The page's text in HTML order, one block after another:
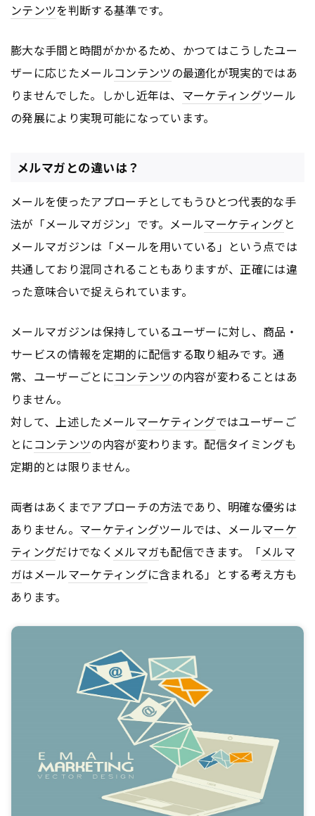
ンテンツを判断する基準です。
膨大な手間と時間がかかるため、かつてはこうしたユー
ザーに応じたメールコンテンツの最適化が現実的ではあ
りませんでした。しかし近年は、 マーケティングツール
の発展により実現可能になっています。
メルマガとの違いは？
メールを使ったアプローチとしてもうひとつ代表的な手
法が「メールマガジン」です。メールマーケティングと
メールマガジンは「メールを用いている」という点では
共通しており混同されることもありますが、正確には違
った意味合いで捉えられています。
メールマガジンは保持しているユーザーに対し、商品・
サービスの情報を定期的に配信する取り組みです。通
常、ユーザーごとにコンテンツの内容が変わることはあ
りません。
対して、上述したメールマーケティングではユーザーご
とにコンテンツの内容が変わります。配信タイミングも
定期的とは限りません。
両者はあくまでアプローチの方法であり、明確な優劣は
ありません。 マーケティングツールでは、メールマーケ
ティングだけでなく メルマガも配信できます。「メルマ
ガはメールマーケティングに含まれる」とする考え方も
あります。